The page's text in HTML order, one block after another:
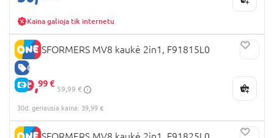
Kaina galioja tik internetu
GERA KAINA
E-KAINA
TRANSFORMERS MV8 kaukė 2in1, F91815L0
39,99 €
59,99 €
30d. geriausia kaina: 39,99 €